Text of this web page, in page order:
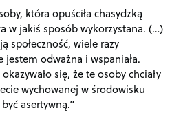
która opuściła chasydzką
w jakiś sposób wykorzystana. (…)
społeczność, wiele razy
jestem odważna i wspaniała.
się, że te osoby chciały
wychowanej w środowisku
asertywną.”